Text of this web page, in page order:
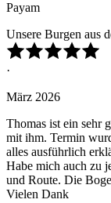
Payam
Unsere Burgen aus
·
März 2026
Thomas ist ein sehr
mit ihm. Termin
alles ausführlich
Habe mich auch zu
und Route. Die
Vielen Dank